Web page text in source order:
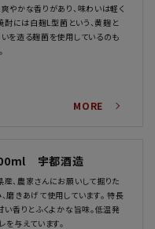
やかな香りがあり、味わいは軽く
酎には白麹L型菌という、黄麹と
を造る麹菌を使用しているのも
MORE
宇都酒造
、農家さんにお願いして掘りた
磨きあげて使用しています。 特長
い香りとふくよかな旨味。低温発
を与えています。